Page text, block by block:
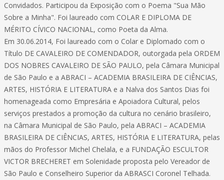
Convidados. Participou da Exposição com o Poema "Sua Mão
Sobre a Minha". Foi laureado com COLAR E DIPLOMA DE
MÉRITO CÍVICO NACIONAL, como Poeta da Alma.
Em 30.06.2014, Foi laureado com o Colar e Diplomado com o
Título DE CAVALEIRO DE COMENDADOR, outorgada pela ORDEM
DOS NOBRES CAVALEIRO DE SÃO PAULO, pela Câmara Municipal
de São Paulo e a ABRACI – ACADEMIA BRASILEIRA DE CIÊNCIAS,
ARTES, HISTÓRIA E LITERATURA e a Nalva dos Santos Dias foi
homenageada como Empresária e Apoiadora Cultural, pelos
serviços prestados a promoção da cultura no cenário brasileiro,
na Câmara Municipal de São Paulo, pela ABRACI – ACADEMIA
BRASILEIRA DE CIÊNCIAS, ARTES, HISTÓRIA E LITERATURA, pelas
mãos do Professor Michel Chelala, e a FUNDAÇÃO ESCULTOR
VICTOR BRECHERET em Solenidade proposta pelo Vereador de
São Paulo e Conselheiro Superior da ABRASCI Coronel Telhada.